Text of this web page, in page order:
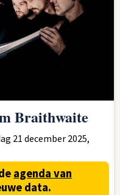
Braithwaite
21 december 2025,
agenda van
data.